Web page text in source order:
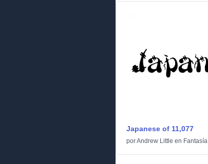
Japanese of 11,077
porAndrew Little en Fantasía